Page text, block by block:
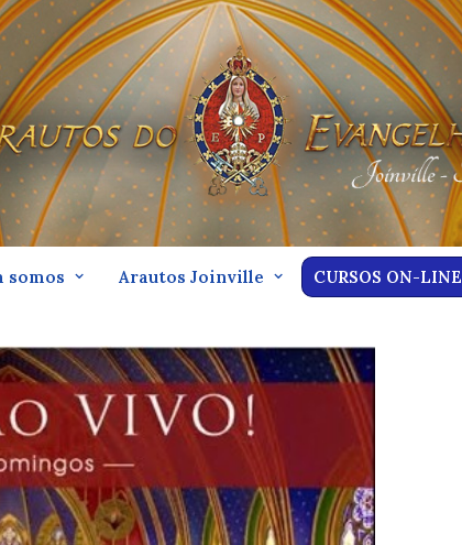
somos Arautos Joinville CURSOS ON-LINE